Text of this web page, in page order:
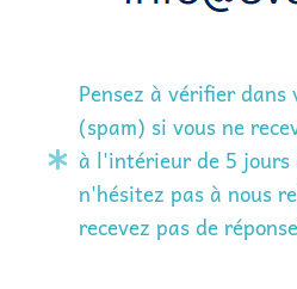
Pensez à vérifier dans
(spam) si vous ne
à l'intérieur de 5 jours
n'hésitez pas à nous
recevez pas de